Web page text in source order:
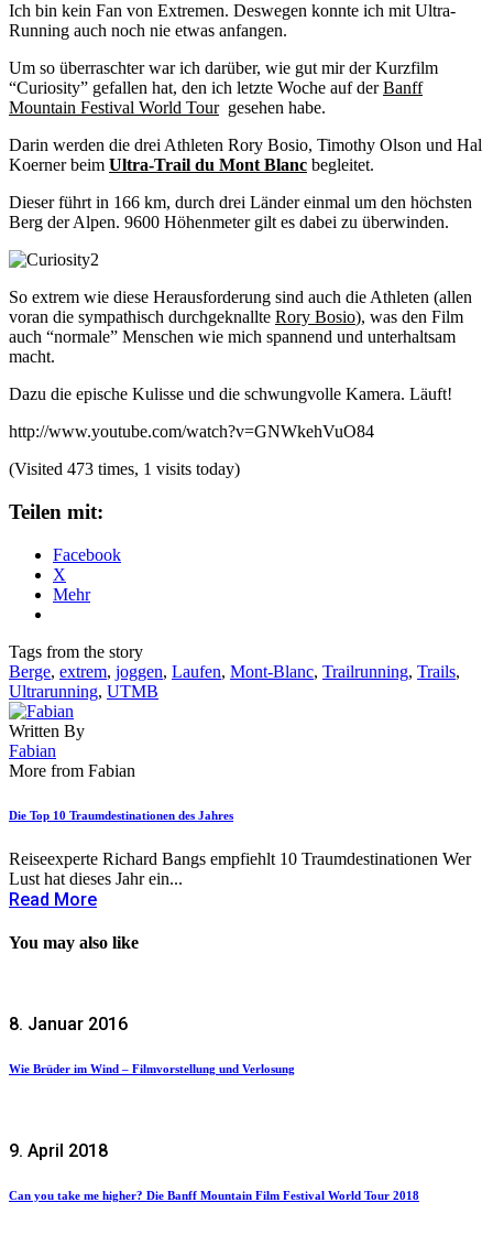
Ich bin kein Fan von Extremen. Deswegen konnte ich mit Ultra-
Running auch noch nie etwas anfangen.
Um so überraschter war ich darüber, wie gut mir der Kurzfilm
“Curiosity” gefallen hat, den ich letzte Woche auf derBanff
Mountain Festival World Tourgesehen habe.
Darin werden die drei Athleten Rory Bosio, Timothy Olson und Hal
Koerner beim Ultra-Trail du Mont Blanc begleitet.
Dieser führt in 166 km, durch drei Länder einmal um den höchsten
Berg der Alpen. 9600 Höhenmeter gilt es dabei zu überwinden.
So extrem wie diese Herausforderung sind auch die Athleten (allen
voran die sympathisch durchgeknallte Rory Bosio), was den Film
auch “normale” Menschen wie mich spannend und unterhaltsam
macht.
Dazu die epische Kulisse und die schwungvolle Kamera. Läuft!
http://www.youtube.com/watch?v=GNWkehVuO84
(Visited 473 times, 1 visits today)
Teilen mit:
Facebook
X
Mehr
Tags from the story
Berge, extrem, joggen, Laufen, Mont-Blanc, Trailrunning, Trails,
Ultrarunning, UTMB
Written By
Fabian
More from Fabian
Die Top 10 Traumdestinationen des Jahres
Reiseexperte Richard Bangs empfiehlt 10 Traumdestinationen Wer
Lust hat dieses Jahr ein...
Read More
You may also like
8. Januar 2016
Wie Brüder im Wind – Filmvorstellung und Verlosung
9. April 2018
Can you take me higher? Die Banff Mountain Film Festival World Tour 2018